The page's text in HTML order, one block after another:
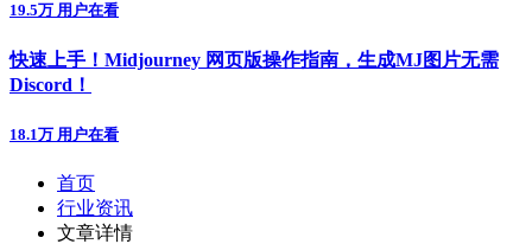
19.5万 用户在看
快速上手！Midjourney 网页版操作指南，生成MJ图片无需
Discord！
18.1万 用户在看
首页
行业资讯
文章详情